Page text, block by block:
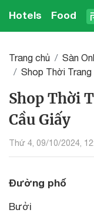
Hotels Food
Trang chủ
Sàn
Shop Thời
Shop Thời
Cầu Giấy
Thứ 4, 09/10/2024,
Đường phố
Bưởi